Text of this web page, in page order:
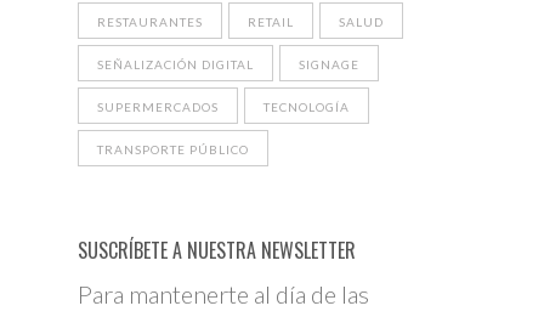
RESTAURANTES RETAIL SALUD
SEÑALIZACIÓN DIGITAL SIGNAGE
SUPERMERCADOS TECNOLOGÍA
TRANSPORTE PÚBLICO
SUSCRÍBETE A NUESTRA NEWSLETTER
Para mantenerte al día de las